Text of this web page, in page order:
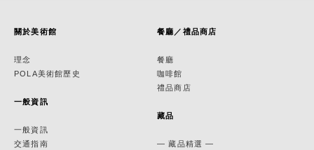
關於美術館
理念
POLA美術館歷史
一般資訊
一般資訊
交通指南
餐廳／禮品商店
餐廳
咖啡館
禮品商店
藏品
— 藏品精選 —